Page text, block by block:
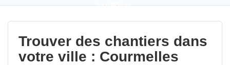
9,5(100%)41
votes
Trouver des chantiers dans
votre ville : Courmelles